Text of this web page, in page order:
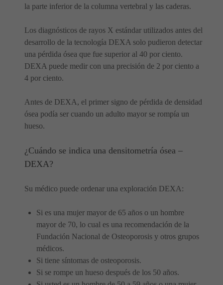
la parte inferior de la columna vertebral y las caderas.
Los diagnósticos de rayos X estándar utilizados antes del
desarrollo de la tecnología DEXA solo pudieron detectar
una pérdida ósea que fue superior al 40 por ciento.
DEXA puede medir con una precisión de 2 por ciento a
4 por ciento.
Antes de DEXA, el primer signo de pérdida de densidad
ósea podía ser cuando un adulto mayor se rompía un
hueso.
¿Cuándo se indica una densitometría ósea –
DEXA?
Su médico puede ordenar una exploración DEXA:
Si es una mujer mayor de 65 años o un hombre
mayor de 70, lo cual es una recomendación de la
Fundación Nacional de Osteoporosis y otros grupos
médicos.
Si tiene síntomas de osteoporosis.
Si se rompe un hueso después de los 50 años.